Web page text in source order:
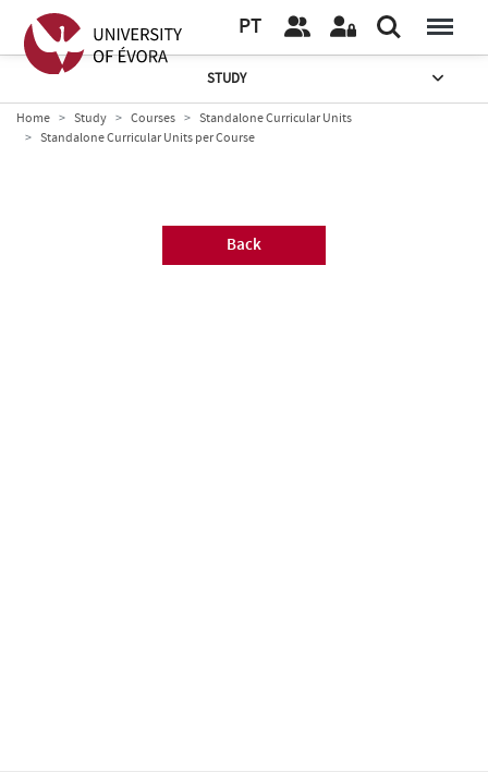
PT
STUDY
Home Study Courses
Standalone Curricular Units
Standalone Curricular Units per Course
Back